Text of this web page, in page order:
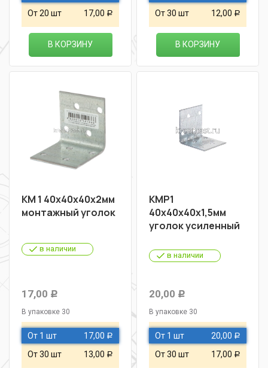
От 20 шт 17,00 Р
В КОРЗИНУ
От 30 шт 12,00 Р
В КОРЗИНУ
KM 1 40х40х40х2мм
монтажный уголок
в наличии
17,00 Р
В упаковке 30
От 1 шт 17,00 Р
От 30 шт 13,00 Р
КМР1
40х40х40х1,5мм
уголок усиленный
в наличии
20,00 Р
В упаковке 30
От 1 шт 20,00 Р
От 30 шт 17,00 Р